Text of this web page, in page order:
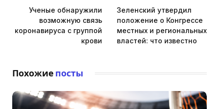
Ученые обнаружили
возможную связь
коронавируса с группой
крови
Зеленский утвердил
положение о Конгрессе
местных и региональных
властей: что известно
Похожие посты